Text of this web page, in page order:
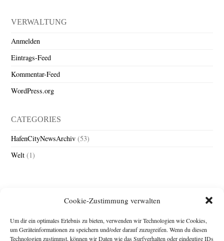
Cookie-Zustimmung verwalten
Um dir ein optimales Erlebnis zu bieten, verwenden wir Technologien wie Cookies,
um Geräteinformationen zu speichern und/oder darauf zuzugreifen. Wenn du diesen
Technologien zustimmst, können wir Daten wie das Surfverhalten oder eindeutige IDs
VERWALTUNG
Anmelden
Eintrags-Feed
Kommentar-Feed
WordPress.org
CATEGORIES
HafenCityNewsArchiv (53)
Welt (1)